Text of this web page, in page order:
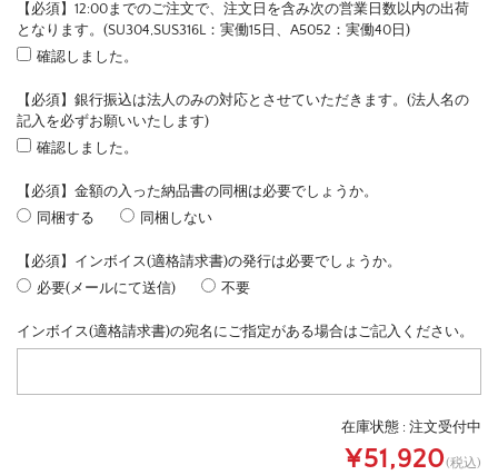
【必須】12:00までのご注文で、注文日を含み次の営業日数以内の出荷
となります。(SU304,SUS316L：実働15日、A5052：実働40日)
確認しました。
【必須】銀行振込は法人のみの対応とさせていただきます。(法人名の
記入を必ずお願いいたします)
確認しました。
【必須】金額の入った納品書の同梱は必要でしょうか。
同梱する
同梱しない
【必須】インボイス(適格請求書)の発行は必要でしょうか。
必要(メールにて送信)
不要
インボイス(適格請求書)の宛名にご指定がある場合はご記入ください。
在庫状態 : 注文受付中
¥51,920(税込)